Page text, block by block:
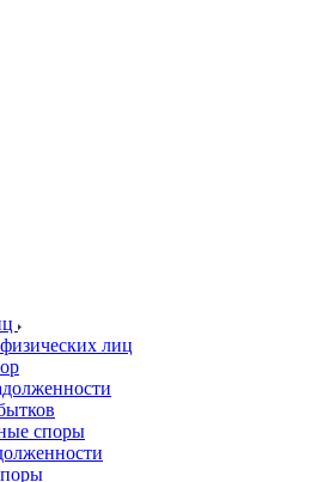
лиц
споры